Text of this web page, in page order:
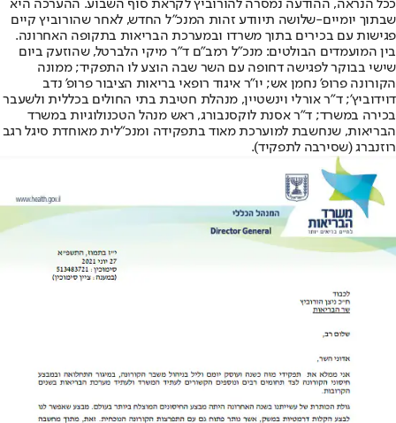
ככל הנראה, ההודעה נמסרה להורוביץ לקראת סוף השבוע. ההערכה היא
שבתוך יומיים-שלושה תיוודע זהות המנכ"ל החדש, לאחר שהורוביץ קיים
פגישות עם בכירים בתוך משרדו ובמערכת הבריאות בתקופה האחרונה.
בין המועמדים הבולטים: מנכ"ל רמב"ם ד"ר מיקי הלברטל, שהוזעק ביום
שישי בבוקר לפגישה דחופה עם השר שבה הוצע לו התפקיד; ממונה
הקורונה פרופ' נחמן אש; יו"ר איגוד רופאי בריאות הציבור פרופ' נדב
דוידוביץ'; ד"ר אורלי וינשטיין, מנהלת חטיבת בתי החולים בכללית ולשעבר
בכירה במשרד; ד"ר אסנת לוקסנבורג, ראש מנהל הטכנולוגיות במשרד
הבריאות, שנחשבת למוערכת מאוד בתפקידה ומנכ"לית מאוחדת סיגל רגב
רוזנברג (שסירבה לתפקיד).